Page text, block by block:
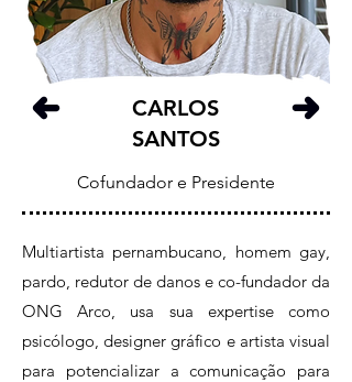
CARLOS
SANTOS
Cofundador e Presidente
Multiartista pernambucano, homem gay,
pardo, redutor de danos e co-fundador da
ONG Arco, usa sua expertise como
psicólogo, designer gráfico e artista visual
para potencializar a comunicação para